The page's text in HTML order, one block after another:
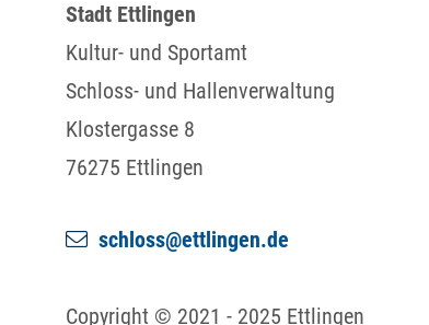
Stadt Ettlingen
Kultur- und Sportamt
Schloss- und Hallenverwaltung
Klostergasse 8
76275 Ettlingen
schloss@ettlingen.de
Copyright © 2021 - 2025 Ettlingen